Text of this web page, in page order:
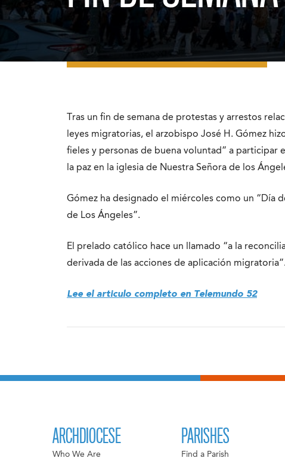
Tras un fin de semana de protestas y arrestos
leyes migratorias, el arzobispo José H. Gómez
fieles y personas de buena voluntad” a participar
la paz en la iglesia de Nuestra Señora de los
Gómez ha designado el miércoles como un “Día
de Los Ángeles”.
El prelado católico hace un llamado “a la
derivada de las acciones de aplicación migratoria”.
Lee el articulo completo en Telemundo 52
ARCHDIOCESE
Who We Are
PARISHES
Find a Parish